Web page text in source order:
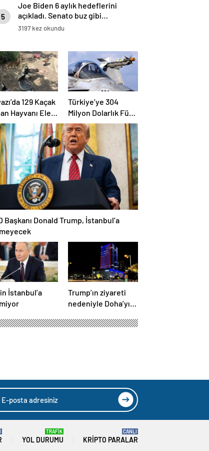
5
Joe Biden 6 aylık hedeflerini
açıkladı. Senato buz gibi…
3197 kez okundu
129 Kaçak
Hayvanı Ele
Türkiye’ye 304
Milyon Dolarlık Füze
Satışı Onayı
Başkanı Donald Trump, İstanbul’a
İstanbul’a
Trump’ın ziyareti
nedeniyle Doha’yı
donattılar
YOL DURUMU
TRAFİK
KRIPTO PARALAR
CANLI